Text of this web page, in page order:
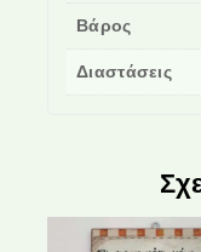
Βάρος
Διαστάσεις